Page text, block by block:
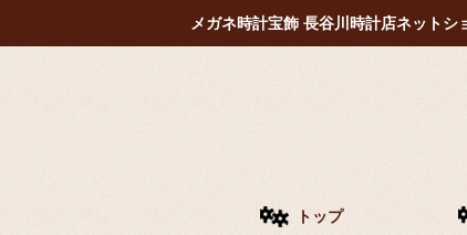
メガネ時計宝飾 長谷川時計店ネットシ
トップ